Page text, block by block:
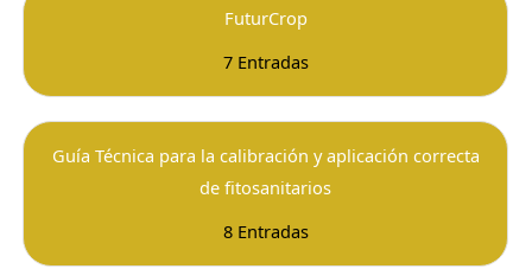
FuturCrop
7 Entradas
Guía Técnica para la calibración y aplicación correcta
de fitosanitarios
8 Entradas